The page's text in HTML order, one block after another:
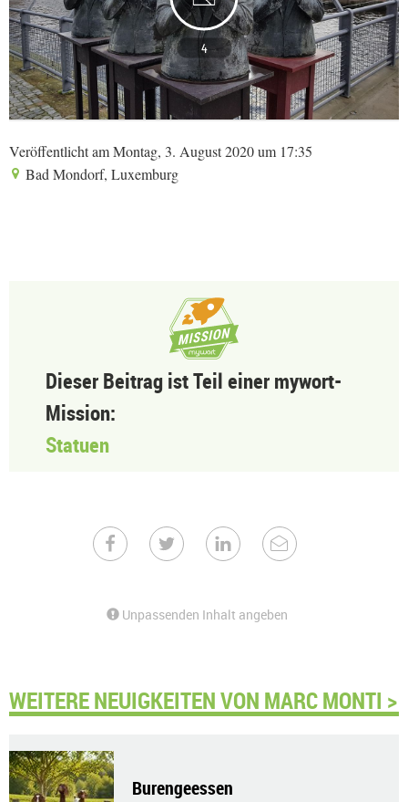
4
Veröffentlicht am Montag, 3. August 2020 um 17:35
Bad Mondorf, Luxemburg
Dieser Beitrag ist Teil einer mywort-
Mission:
Statuen
Unpassenden Inhalt angeben
WEITERE NEUIGKEITEN VON MARC MONTI >
Burengeessen